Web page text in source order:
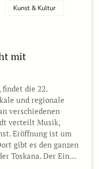
Kunst & Kultur
mit
findet die 22.
und regionale
verschiedenen
verteilt Musik,
Eröffnung ist um
gibt es den ganzen
Toskana. Der Ein…